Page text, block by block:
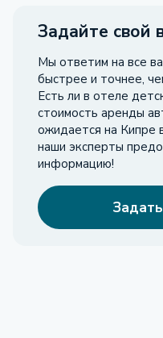
Задайте свой
Мы ответим на все
быстрее и точнее,
Есть ли в отеле
стоимость аренды
ожидается на Кипре
наши эксперты
информацию!